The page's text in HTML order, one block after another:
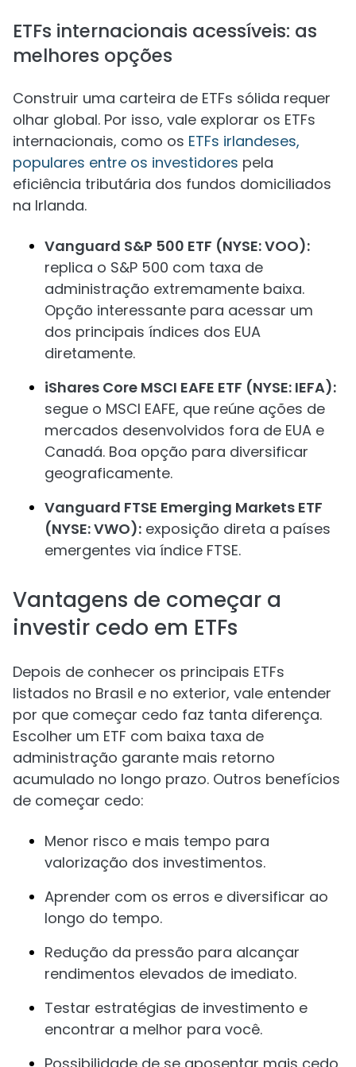
ETFs internacionais acessíveis: as
melhores opções
Construir uma carteira de ETFs sólida requer
olhar global. Por isso, vale explorar os ETFs
internacionais, como os ETFs irlandeses,
populares entre os investidores pela
eficiência tributária dos fundos domiciliados
na Irlanda.
Vanguard S&P 500 ETF (NYSE: VOO):
replica o S&P 500 com taxa de
administração extremamente baixa.
Opção interessante para acessar um
dos principais índices dos EUA
diretamente.
iShares Core MSCI EAFE ETF (NYSE: IEFA):
segue o MSCI EAFE, que reúne ações de
mercados desenvolvidos fora de EUA e
Canadá. Boa opção para diversificar
geograficamente.
Vanguard FTSE Emerging Markets ETF
(NYSE: VWO): exposição direta a países
emergentes via índice FTSE.
Vantagens de começar a
investir cedo em ETFs
Depois de conhecer os principais ETFs
listados no Brasil e no exterior, vale entender
por que começar cedo faz tanta diferença.
Escolher um ETF com baixa taxa de
administração garante mais retorno
acumulado no longo prazo. Outros benefícios
de começar cedo:
Menor risco e mais tempo para
valorização dos investimentos.
Aprender com os erros e diversificar ao
longo do tempo.
Redução da pressão para alcançar
rendimentos elevados de imediato.
Testar estratégias de investimento e
encontrar a melhor para você.